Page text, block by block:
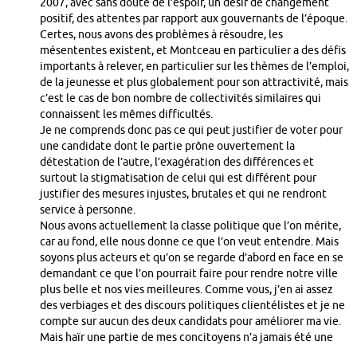
positif, des attentes par rapport aux gouvernants de l’époque.
Certes, nous avons des problèmes à résoudre, les
mésententes existent, et Montceau en particulier a des défis
importants à relever, en particulier sur les thèmes de l’emploi,
de la jeunesse et plus globalement pour son attractivité, mais
c’est le cas de bon nombre de collectivités similaires qui
connaissent les mêmes difficultés.
Je ne comprends donc pas ce qui peut justifier de voter pour
une candidate dont le partie prône ouvertement la
détestation de l’autre, l’exagération des différences et
surtout la stigmatisation de celui qui est différent pour
justifier des mesures injustes, brutales et qui ne rendront
service à personne.
Nous avons actuellement la classe politique que l’on mérite,
car au fond, elle nous donne ce que l’on veut entendre. Mais
soyons plus acteurs et qu’on se regarde d’abord en face en se
demandant ce que l’on pourrait faire pour rendre notre ville
plus belle et nos vies meilleures. Comme vous, j’en ai assez
des verbiages et des discours politiques clientélistes et je ne
compte sur aucun des deux candidats pour améliorer ma vie.
Mais haïr une partie de mes concitoyens n’a jamais été une